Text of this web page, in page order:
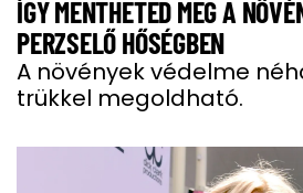
ÍGY MENTHETED MEG A
PERZSELŐ HŐSÉGBEN
A növények védelme
trükkel megoldható.